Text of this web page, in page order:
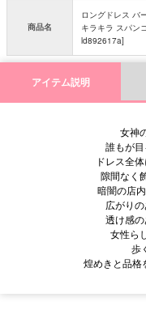
商品名
ロングドレス バ
キラキラ スパン
ld892617a]
アイテム説明
女神
誰もが
ドレス全
隙間なく
暗闇の店
広がり
透け感
女性ら
歩
煌めきと品